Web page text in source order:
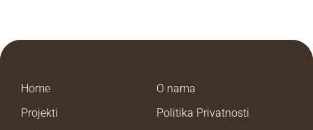
Home
O nama
Projekti
Politika Privatnosti